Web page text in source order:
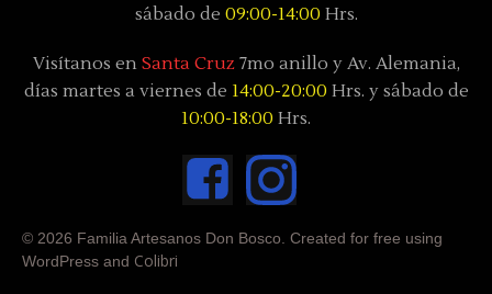
sábado de 09:00-14:00 Hrs.
Visítanos en Santa Cruz7mo anillo y Av. Alemania,
días martes a viernes de 14:00-20:00 Hrs. y sábado de
10:00-18:00 Hrs.
© 2026 Familia Artesanos Don Bosco. Created for free using
WordPress and Colibri